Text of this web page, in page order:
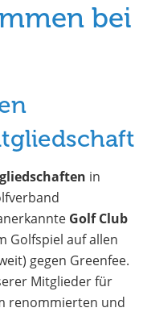
bei
in
Golf Club
Golfspiel auf allen
gegen Greenfee.
Mitglieder für
renommierten und